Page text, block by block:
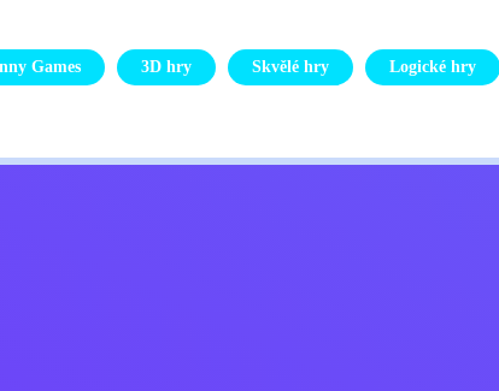
Games 3D hry Skvělé hry Logické hry